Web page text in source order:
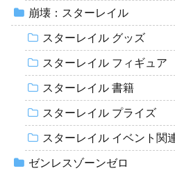
崩壊：スターレイル
スターレイル グッズ
スターレイル フィギュア
スターレイル 書籍
スターレイル プライズ
スターレイル イベント関
ゼンレスゾーンゼロ